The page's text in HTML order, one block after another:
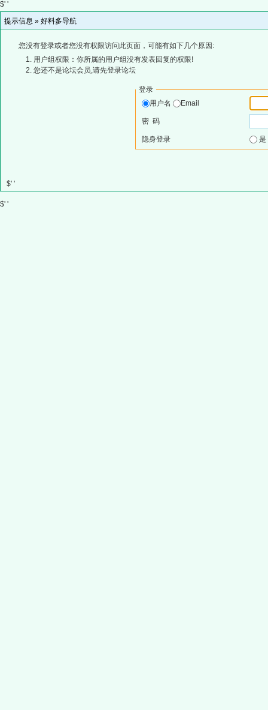
$' '
提示信息 » 好料多导航
您没有登录或者您没有权限访问此页面，可能有如下几个原因:
用户组权限：你所属的用户组没有发表回复的权限!
您还不是论坛会员,请先登录论坛
登录
用户名
Email
密 码
隐身登录
$' '
$' '